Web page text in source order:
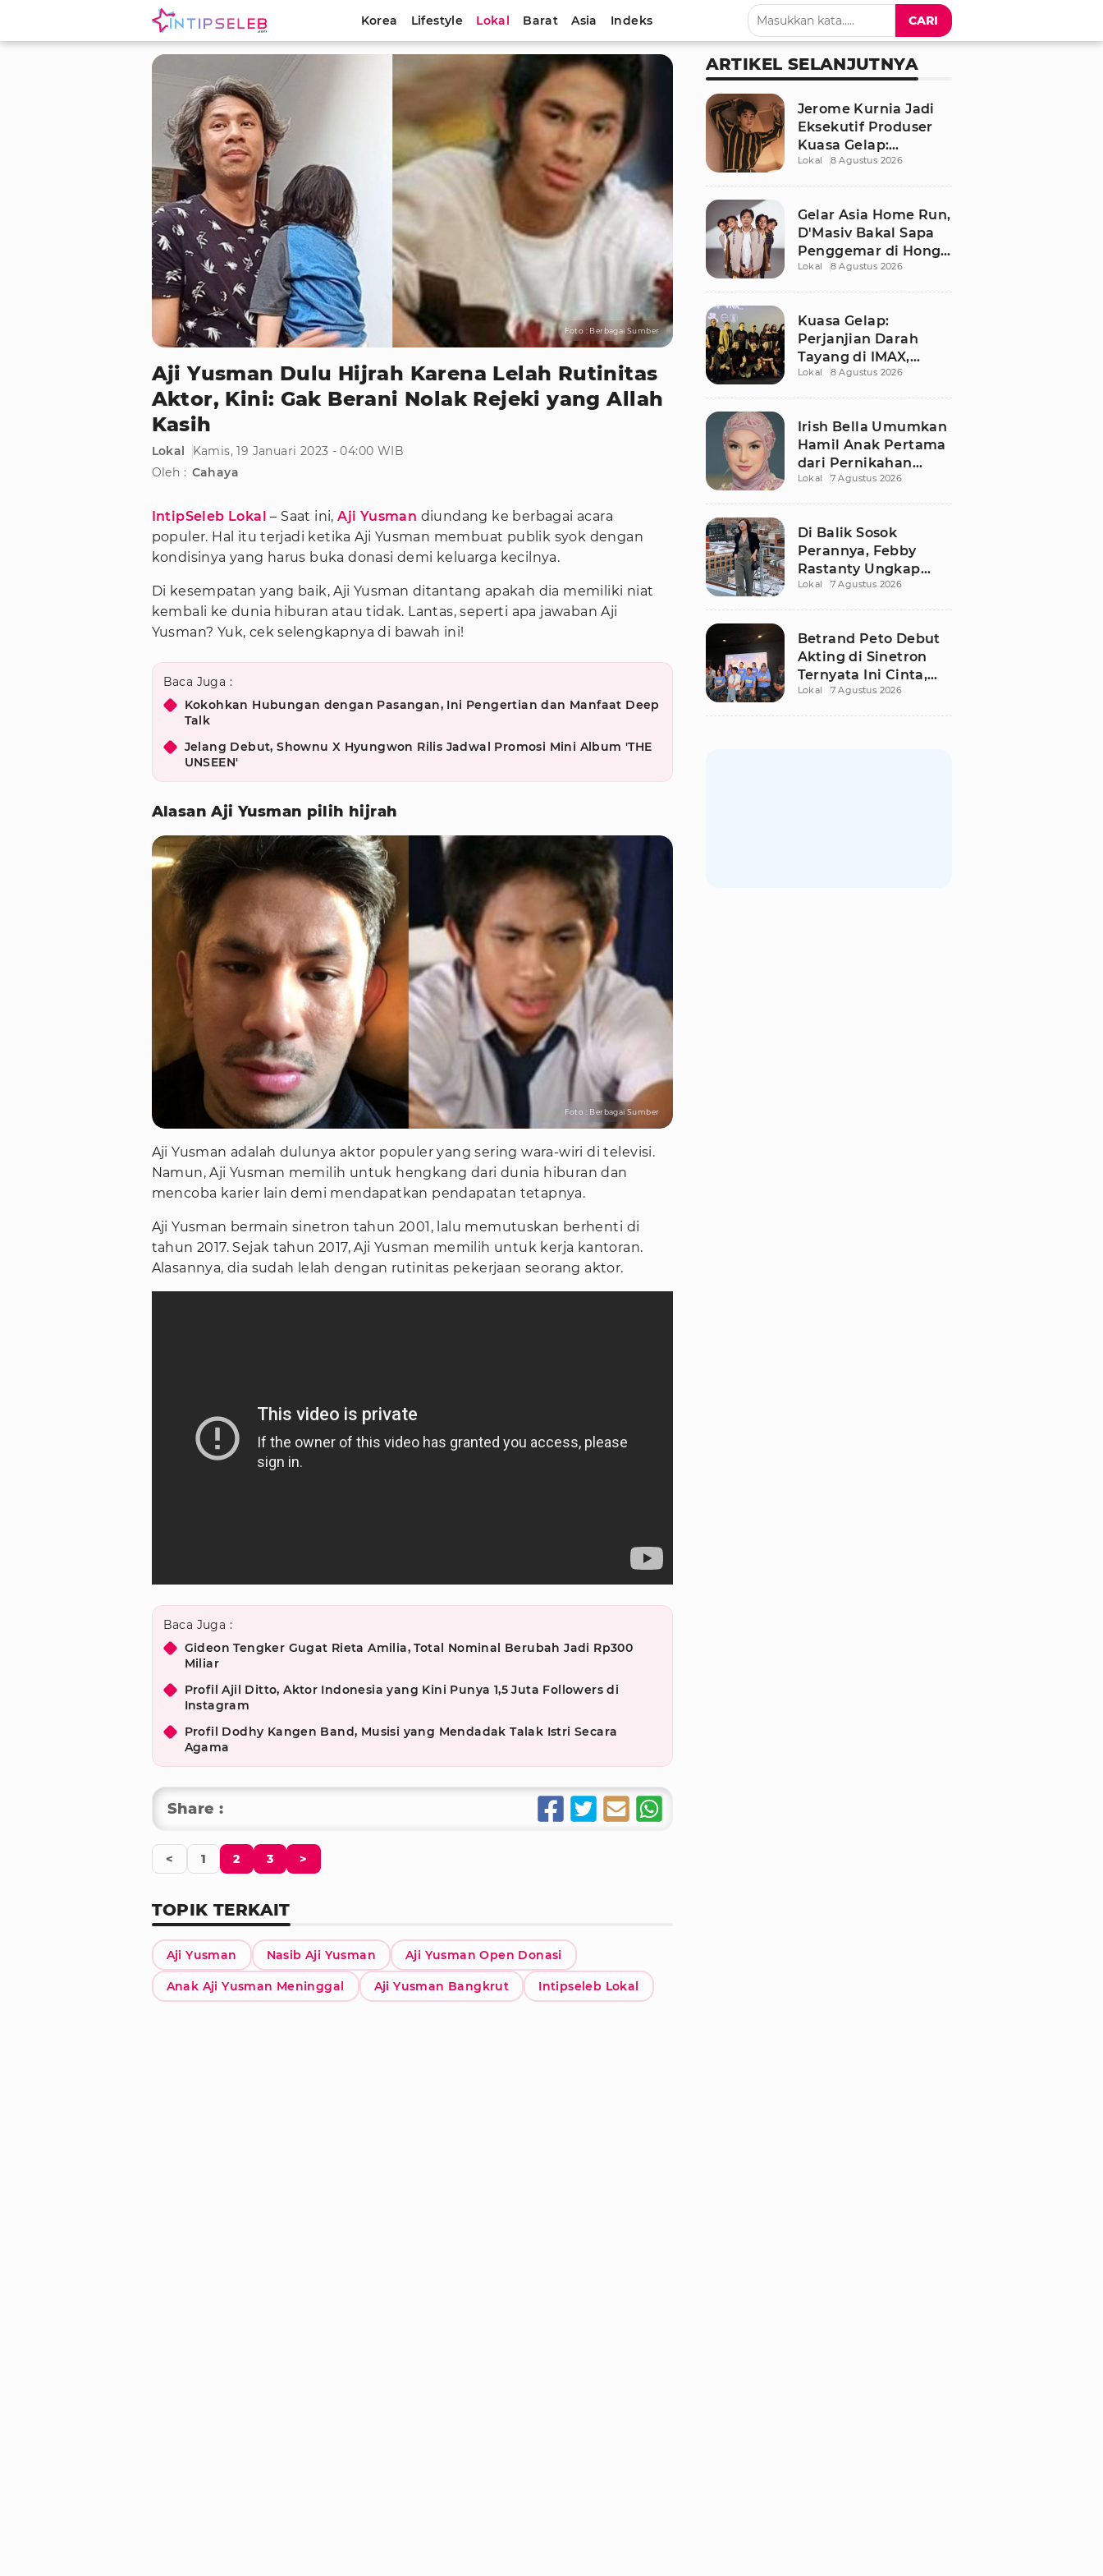
Korea Lifestyle Lokal Barat Asia Indeks CARI
Foto : Berbagai Sumber
Aji Yusman Dulu Hijrah Karena Lelah Rutinitas
Aktor, Kini: Gak Berani Nolak Rejeki yang Allah
Kasih
Lokal
Kamis, 19 Januari 2023 - 04:00 WIB
Oleh : Cahaya
IntipSeleb Lokal – Saat ini,Aji Yusman diundang ke berbagai acara
populer. Hal itu terjadi ketika Aji Yusman membuat publik syok dengan
kondisinya yang harus buka donasi demi keluarga kecilnya.
Di kesempatan yang baik, Aji Yusman ditantang apakah dia memiliki niat
kembali ke dunia hiburan atau tidak. Lantas, seperti apa jawaban Aji
Yusman? Yuk, cek selengkapnya di bawah ini!
Baca Juga :
Kokohkan Hubungan dengan Pasangan, Ini Pengertian dan Manfaat Deep
Talk
Jelang Debut, Shownu X Hyungwon Rilis Jadwal Promosi Mini Album 'THE
UNSEEN'
Alasan Aji Yusman pilih hijrah
Foto : Berbagai Sumber
Aji Yusman adalah dulunya aktor populer yang sering wara-wiri di televisi.
Namun, Aji Yusman memilih untuk hengkang dari dunia hiburan dan
mencoba karier lain demi mendapatkan pendapatan tetapnya.
Aji Yusman bermain sinetron tahun 2001, lalu memutuskan berhenti di
tahun 2017. Sejak tahun 2017, Aji Yusman memilih untuk kerja kantoran.
Alasannya, dia sudah lelah dengan rutinitas pekerjaan seorang aktor.
Baca Juga :
Gideon Tengker Gugat Rieta Amilia, Total Nominal Berubah Jadi Rp300
Miliar
Profil Ajil Ditto, Aktor Indonesia yang Kini Punya 1,5 Juta Followers di
Instagram
Profil Dodhy Kangen Band, Musisi yang Mendadak Talak Istri Secara
Agama
Share :
< 1 2 3 >
TOPIK TERKAIT
Aji Yusman Nasib Aji Yusman Aji Yusman Open Donasi
Anak Aji Yusman Meninggal Aji Yusman Bangkrut Intipseleb Lokal
ARTIKEL SELANJUTNYA
Jerome Kurnia Jadi
Eksekutif Produser
Kuasa Gelap:
Perjanjian Darah,
Lokal 8 Agustus 2026
Gelar Asia Home Run,
D'Masiv Bakal Sapa
Penggemar di Hong
Kong
Lokal 8 Agustus 2026
Kuasa Gelap:
Perjanjian Darah
Tayang di IMAX,
Kisah Romo Rendra
Lokal 8 Agustus 2026
Irish Bella Umumkan
Hamil Anak Pertama
dari Pernikahan
dengan Haldy Sabri
Lokal 7 Agustus 2026
Di Balik Sosok
Perannya, Febby
Rastanty Ungkap
Luka Masa Kecil yang
Lokal 7 Agustus 2026
Betrand Peto Debut
Akting di Sinetron
Ternyata Ini Cinta,
Ngaku Keluar dari
Lokal 7 Agustus 2026